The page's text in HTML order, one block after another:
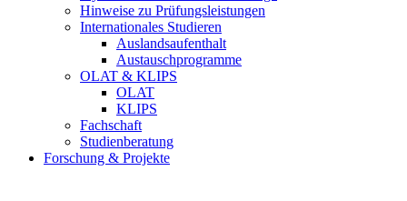
Hinweise zu Prüfungsleistungen
Internationales Studieren
Auslandsaufenthalt
Austauschprogramme
OLAT & KLIPS
OLAT
KLIPS
Fachschaft
Studienberatung
Forschung & Projekte